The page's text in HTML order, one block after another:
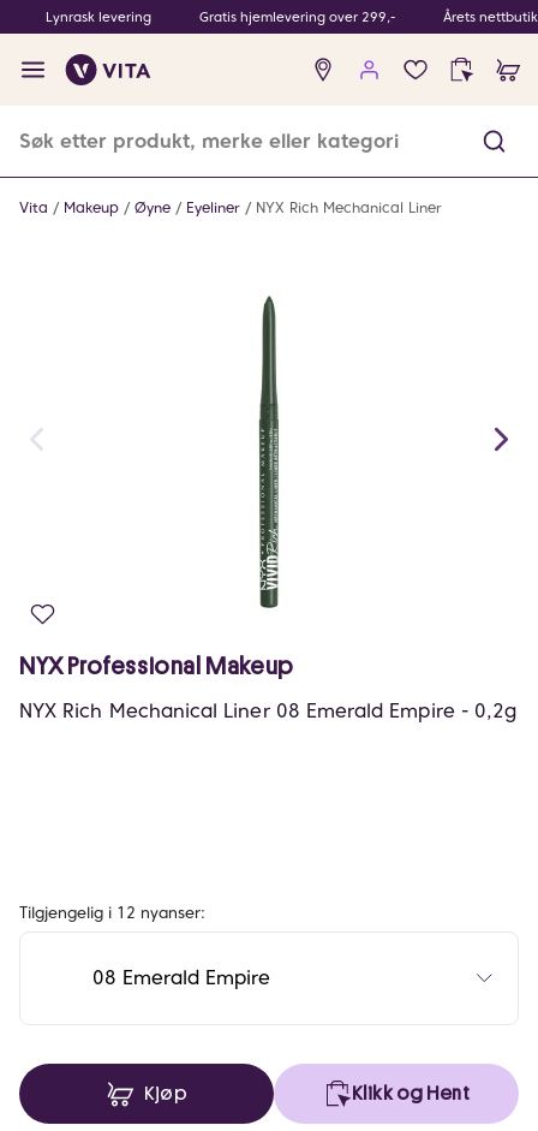
Lynrask levering Gratis hjemlevering over 299,- Årets
Ingen
produkter
Vita Makeup Øyne Eyeliner NYX Rich Mechanical Liner
NYX Professional Makeup
NYX Rich Mechanical Liner 08 Emerald Empire - 0,2g
Tilgjengelig i 12 nyanser:
08 Emerald Empire
Kjøp Klikk og Hent